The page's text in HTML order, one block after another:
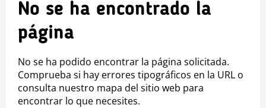
No se ha encontrado la
página
No se ha podido encontrar la página solicitada.
Comprueba si hay errores tipográficos en la URL o
consulta nuestro mapa del sitio web para
encontrar lo que necesites.